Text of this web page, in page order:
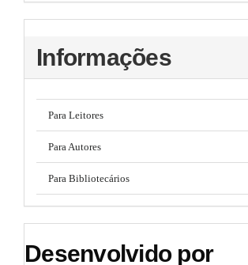
Informações
Para Leitores
Para Autores
Para Bibliotecários
Desenvolvido por